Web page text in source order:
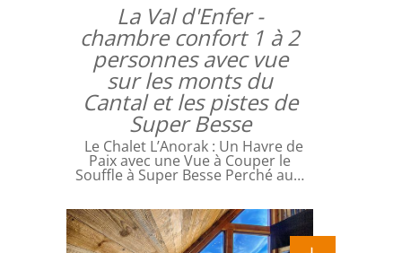
La Val d'Enfer -
chambre confort 1 à 2
personnes avec vue
sur les monts du
Cantal et les pistes de
Super Besse
Le Chalet L’Anorak : Un Havre de
Paix avec une Vue à Couper le
Souffle à Super Besse Perché au…